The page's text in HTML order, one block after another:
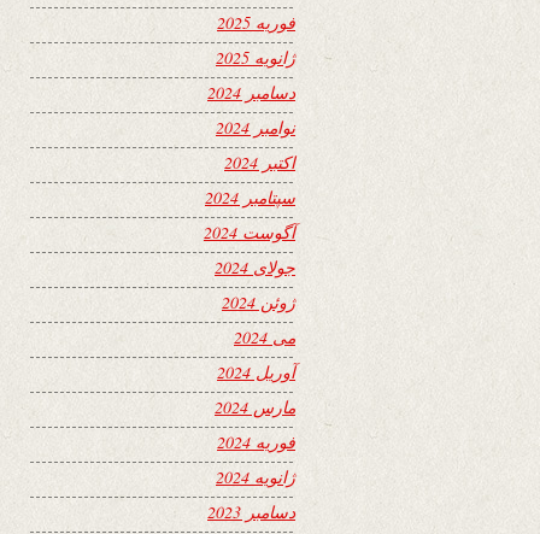
فوریه 2025
ژانویه 2025
دسامبر 2024
نوامبر 2024
اکتبر 2024
سپتامبر 2024
آگوست 2024
جولای 2024
ژوئن 2024
می 2024
آوریل 2024
مارس 2024
فوریه 2024
ژانویه 2024
دسامبر 2023